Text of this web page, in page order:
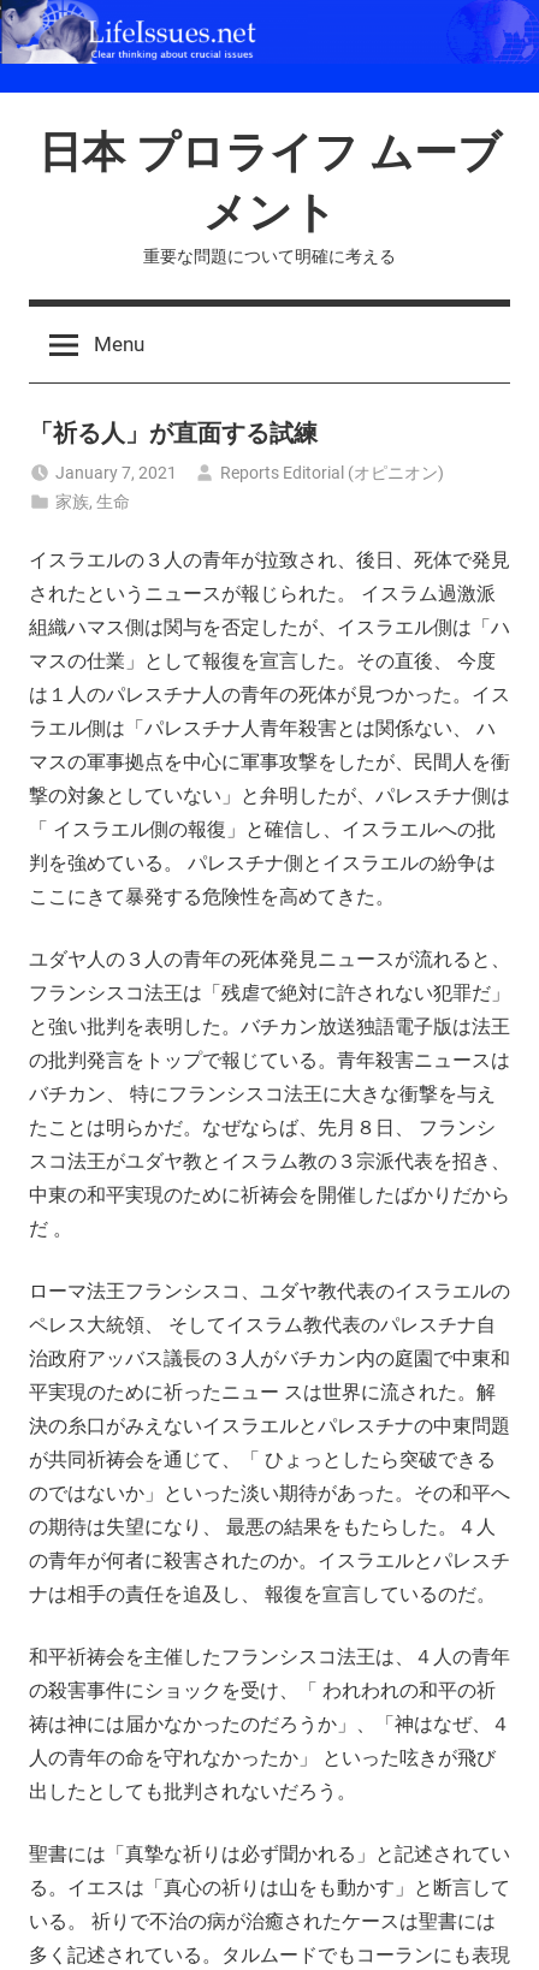
Skip
to
日本 プロライフ ムーブ
メント
重要な問題について明確に考える
Menu
「祈る人」が直面する試練
January 7, 2021
Reports Editorial (オピニオン)
家族,生命
イスラエルの３人の青年が拉致され、後日、死体で発見
されたというニュースが報じられた。 イスラム過激派
組織ハマス側は関与を否定したが、イスラエル側は「ハ
マスの仕業」として報復を宣言した。その直後、 今度
は１人のパレスチナ人の青年の死体が見つかった。イス
ラエル側は「パレスチナ人青年殺害とは関係ない、 ハ
マスの軍事拠点を中心に軍事攻撃をしたが、民間人を衝
撃の対象としていない」と弁明したが、パレスチナ側は
「 イスラエル側の報復」と確信し、イスラエルへの批
判を強めている。 パレスチナ側とイスラエルの紛争は
ここにきて暴発する危険性を高めてきた。
ユダヤ人の３人の青年の死体発見ニュースが流れると、
フランシスコ法王は「残虐で絶対に許されない犯罪だ」
と強い批判を表明した。バチカン放送独語電子版は法王
の批判発言をトップで報じている。青年殺害ニュースは
バチカン、 特にフランシスコ法王に大きな衝撃を与え
たことは明らかだ。なぜならば、先月８日、 フランシ
スコ法王がユダヤ教とイスラム教の３宗派代表を招き、
中東の和平実現のために祈祷会を開催したばかりだから
だ 。
ローマ法王フランシスコ、ユダヤ教代表のイスラエルの
ペレス大統領、 そしてイスラム教代表のパレスチナ自
治政府アッバス議長の３人がバチカン内の庭園で中東和
平実現のために祈ったニュー スは世界に流された。解
決の糸口がみえないイスラエルとパレスチナの中東問題
が共同祈祷会を通じて、「 ひょっとしたら突破できる
のではないか」といった淡い期待があった。その和平へ
の期待は失望になり、 最悪の結果をもたらした。４人
の青年が何者に殺害されたのか。イスラエルとパレスチ
ナは相手の責任を追及し、 報復を宣言しているのだ。
和平祈祷会を主催したフランシスコ法王は、４人の青年
の殺害事件にショックを受け、「 われわれの和平の祈
祷は神には届かなかったのだろうか」、「神はなぜ、４
人の青年の命を守れなかったか」 といった呟きが飛び
出したとしても批判されないだろう。
聖書には「真摯な祈りは必ず聞かれる」と記述されてい
る。イエスは「真心の祈りは山をも動かす」と断言して
いる。 祈りで不治の病が治癒されたケースは聖書には
多く記述されている。タルムードでもコーランにも表現